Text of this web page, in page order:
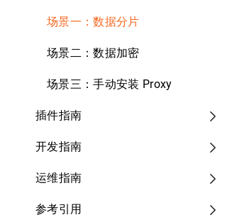
场景一：数据分片
场景二：数据加密
场景三：手动安装 Proxy
插件指南
开发指南
运维指南
参考引用